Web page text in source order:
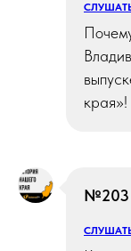
края»!
№203